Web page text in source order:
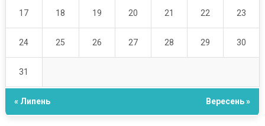
17 18 19 20 21 22 23
24 25 26 27 28 29 30
31
« Липень Вересень »